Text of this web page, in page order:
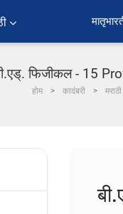
फिजीकल - 15 Prof
होम कादंबरी